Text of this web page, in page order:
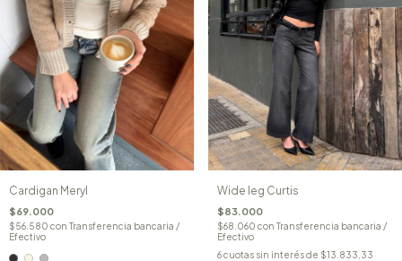
Cardigan Meryl
$69.000
$56.580 con Transferencia bancaria /
Efectivo
Wide leg Curtis
$83.000
$68.060 con Transferencia bancaria /
Efectivo
6 cuotas sin interés de $13.833,33